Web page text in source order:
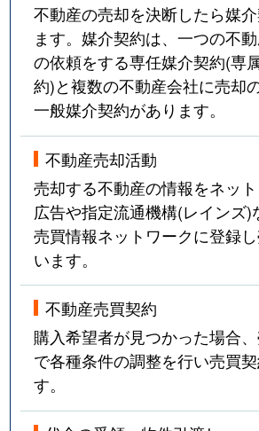
不動産の売却を決断したら媒
ます。媒介契約は、一つの不
の依頼をする専任媒介契約(専
約)と複数の不動産会社に売却
一般媒介契約があります。
不動産売却活動
売却する不動産の情報をネッ
広告や指定流通機構(レインズ)
売買情報ネットワークに登録
います。
不動産売買契約
購入希望者が見つかった場合
で各種条件の調整を行い売買
す。